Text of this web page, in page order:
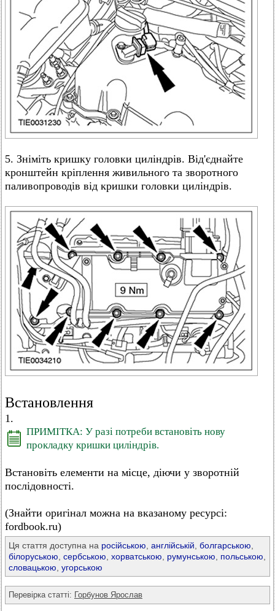
5. Зніміть кришку головки циліндрів. Від'єднайте
кронштейн кріплення живильного та зворотного
паливопроводів від кришки головки циліндрів.
Встановлення
1.
ПРИМІТКА: У разі потреби встановіть нову
прокладку кришки циліндрів.
Встановіть елементи на місце, діючи у зворотній
послідовності.
(Знайти оригінал можна на вказаному ресурсі:
fordbook.ru)
Ця стаття доступна на російською англійській болгарською
білоруською сербською хорватською румунською польською
словацькою угорською
Перевірка статті: Горбунов Ярослав